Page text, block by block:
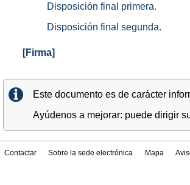
Disposición final primera.
Disposición final segunda.
[Firma]
Este documento es de carácter
Ayúdenos a mejorar: puede dirigir
Contactar Sobre la sede electrónica Mapa